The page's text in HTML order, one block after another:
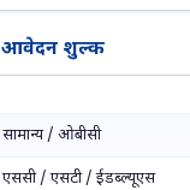
आवेदन शुल्क
सामान्य / ओबीसी
एससी / एसटी / ईडब्ल्यूएस